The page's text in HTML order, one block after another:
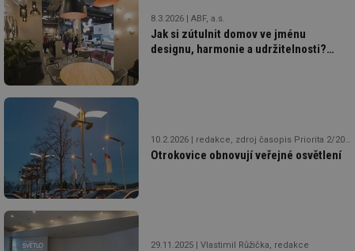
8.3.2026 ABF, a.s.
Jak si zútulnit domov ve jménu
designu, harmonie a udržitelnosti?
10.2.2026 redakce, zdroj časopis Priorita 2/2026
Otrokovice obnovují veřejné osvětlení
29.11.2025 Vlastimil Růžička, redakce